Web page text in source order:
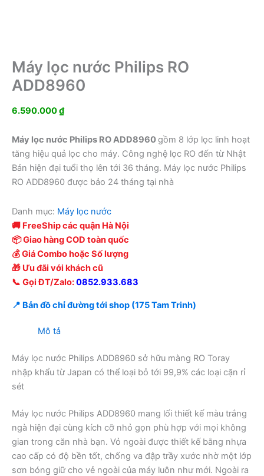
Máy lọc nước Philips RO
ADD8960
6.590.000₫
Máy lọc nước Philips RO ADD8960gồm 8 lớp lọc linh hoạt
tăng hiệu quả lọc cho máy. Công nghệ lọc RO đến từ Nhật
Bản hiện đại tuổi thọ lên tới 36 tháng. Máy lọc nước Philips
RO ADD8960 được bảo 24 tháng tại nhà
Danh mục: Máy lọc nước
🚚 FreeShip các quận Hà Nội
📦 Giao hàng COD toàn quốc
💰 Giá Combo hoặc Số lượng
🎁 Ưu đãi với khách cũ
📞 Gọi ĐT/Zalo:0852.933.683
📍 Bản đồ chỉ đường tới shop (175 Tam Trinh)
Mô tả
Máy lọc nước Philips ADD8960 sở hữu màng RO Toray
nhập khẩu từ Japan có thể loại bỏ tới 99,9% các loại cặn rỉ
sét
Máy lọc nước Philips ADD8960 mang lối thiết kế màu trắng
ngà hiện đại cùng kích cỡ nhỏ gọn phù hợp với mọi không
gian trong căn nhà bạn. Vỏ ngoài được thiết kế bằng nhựa
cao cấp có độ bền tốt, chống va đập trầy xước nhờ một lớp
sơn bóng giữ cho vẻ ngoài của máy luôn như mới. Ngoài ra